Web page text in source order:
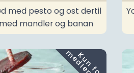
med pesto og ost dertil
mandler og banan
K
u
n
f
o
r
e
d
l
e
m
m
e
r